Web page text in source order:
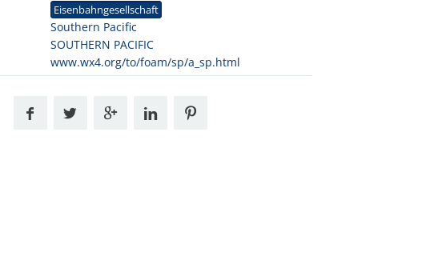
Eisenbahngesellschaft
Southern Pacific
SOUTHERN PACIFIC
www.wx4.org/to/foam/sp/a_sp.html